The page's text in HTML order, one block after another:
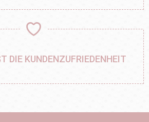
DIE KUNDENZUFRIEDENHEIT